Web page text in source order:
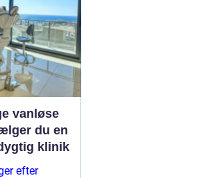
virks...
vanløse
du en
klinik
efter